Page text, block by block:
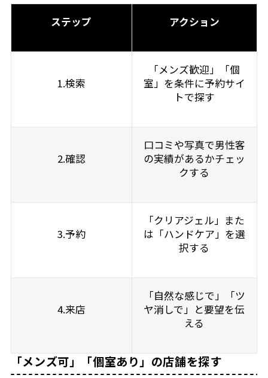
ステップ アクション
1.検索
「メンズ歓迎」「個
室」を条件に予約サイ
トで探す
2.確認
口コミや写真で男性客
の実績があるかチェッ
クする
3.予約
「クリアジェル」また
は「ハンドケア」を選
択する
4.来店
「自然な感じで」「ツ
ヤ消しで」と要望を伝
える
「メンズ可」「個室あり」の店舗を探す